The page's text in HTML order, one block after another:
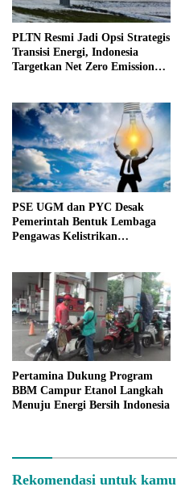
PLTN Resmi Jadi Opsi Strategis
Transisi Energi, Indonesia
Targetkan Net Zero Emission
PSE UGM dan PYC Desak
Pemerintah Bentuk Lembaga
Pengawas Kelistrikan
Pertamina Dukung Program
BBM Campur Etanol Langkah
Menuju Energi Bersih Indonesia
Rekomendasi untuk kamu